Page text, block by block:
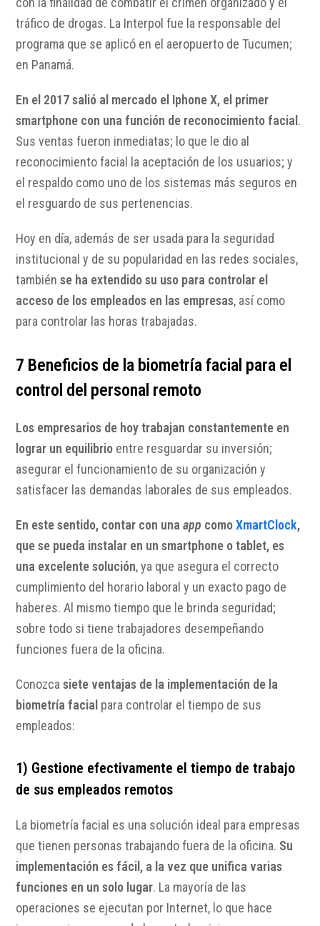
tráfico de drogas. La Interpol fue la responsable del
programa que se aplicó en el aeropuerto de Tucumen;
en Panamá.
En el 2017 salió al mercado el Iphone X, el primer
smartphone con una función de reconocimiento facial .
Sus ventas fueron inmediatas; lo que le dio al
reconocimiento facial la aceptación de los usuarios; y
el respaldo como uno de los sistemas más seguros en
el resguardo de sus pertenencias.
Hoy en día, además de ser usada para la seguridad
institucional y de su popularidad en las redes sociales,
tambiénse ha extendido su uso para controlar el
acceso de los empleados en las empresas, así como
para controlar las horas trabajadas.
7 Beneficios de la biometría facial para el
control del personal remoto
Los empresarios de hoy trabajan constantemente en
lograr un equilibrio entre resguardar su inversión;
asegurar el funcionamiento de su organización y
satisfacer las demandas laborales de sus empleados.
En este sentido, contar con unaapp comoXmartClock,
que se pueda instalar en un smartphone o tablet, es
una excelente solución, ya que asegura el correcto
cumplimiento del horario laboral y un exacto pago de
haberes. Al mismo tiempo que le brinda seguridad;
sobre todo si tiene trabajadores desempeñando
funciones fuera de la oficina.
Conozcasiete ventajas de la implementación de la
biometría facial para controlar el tiempo de sus
empleados:
1) Gestione efectivamente el tiempo de trabajo
de sus empleados remotos
La biometría facial es una solución ideal para empresas
que tienen personas trabajando fuera de la oficina. Su
implementación es fácil, a la vez que unifica varias
funciones en un solo lugar. La mayoría de las
operaciones se ejecutan por Internet, lo que hace